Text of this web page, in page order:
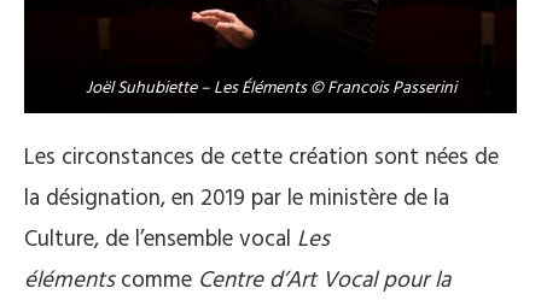
Joël Suhubiette – Les Éléments © Francois Passerini
Les circonstances de cette création sont nées de
la désignation, en 2019 par le ministère de la
Culture, de l’ensemble vocal Les
élémentscomme Centre d’Art Vocal pour la